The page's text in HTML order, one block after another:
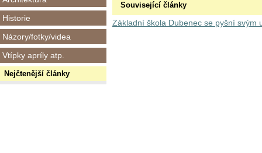
Historie
Názory/fotky/videa
Vtípky apríly atp.
Nejčtenější články
Související články
Základní škola Dubenec se pyšní svým